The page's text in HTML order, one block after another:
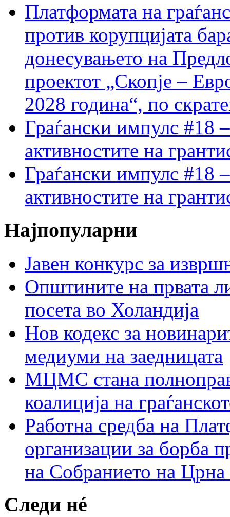
Платформата на
против корупцијата
донесувањето на
проектот „Скопје –
2028 година“, по
Граѓански импулс #18
активностите на
Граѓански импулс #18
активностите на
Најпопуларни
Јавен конкурс за
Општините на првата
посета во Холандија
Нов кодекс за
медиуми на заедницата
МЦМС стана
коалиција на
Работна средба на
организации за борба
на Собранието на Црна
Следи нé